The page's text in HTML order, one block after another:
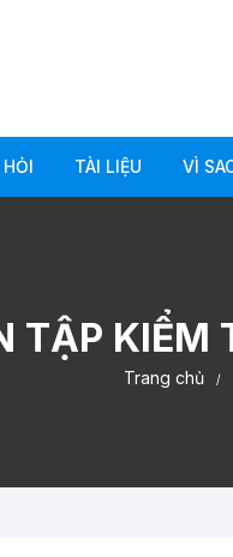
HỎI TÀI LIỆU VÌ
TẬP KIỂM
Trang chủ